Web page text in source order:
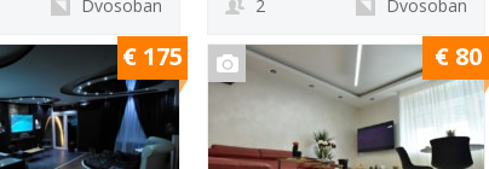
Dvosoban Dvosoban
2
€ 175 € 80